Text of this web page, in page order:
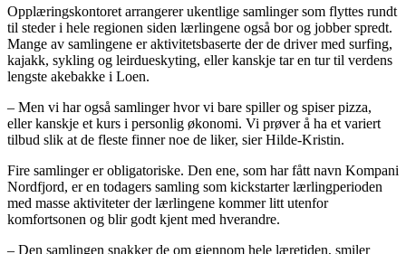
Opplæringskontoret arrangerer ukentlige samlinger som flyttes rundt
til steder i hele regionen siden lærlingene også bor og jobber spredt.
Mange av samlingene er aktivitetsbaserte der de driver med surfing,
kajakk, sykling og leirdueskyting, eller kanskje tar en tur til verdens
lengste akebakke i Loen.
– Men vi har også samlinger hvor vi bare spiller og spiser pizza,
eller kanskje et kurs i personlig økonomi. Vi prøver å ha et variert
tilbud slik at de fleste finner noe de liker, sier Hilde-Kristin.
Fire samlinger er obligatoriske. Den ene, som har fått navn Kompani
Nordfjord, er en todagers samling som kickstarter lærlingperioden
med masse aktiviteter der lærlingene kommer litt utenfor
komfortsonen og blir godt kjent med hverandre.
– Den samlingen snakker de om gjennom hele læretiden, smiler